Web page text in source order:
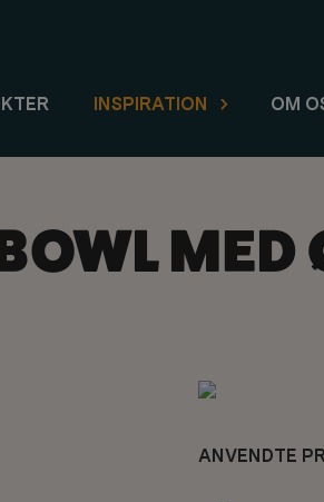
INSPIRATION OM
MED
ANVENDTE